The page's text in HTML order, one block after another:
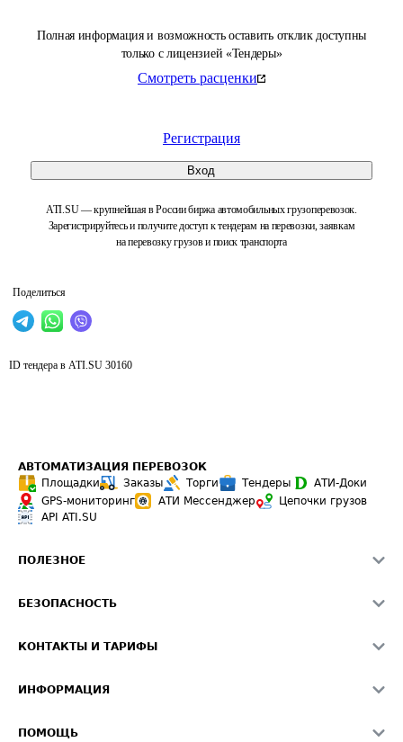
Полная информация и возможность оставить отклик доступны
только с лицензией «Тендеры»
Смотреть расценки
Регистрация
Вход
ATI.SU — крупнейшая в России биржа автомобильных грузоперевозок.
Зарегистрируйтесь и получите доступ к тендерам на перевозки, заявкам
на перевозку грузов и поиск транспорта
Поделиться
ID тендера в ATI.SU 30160
АВТОМАТИЗАЦИЯ ПЕРЕВОЗОК
Площадки
Заказы Торги Тендеры
АТИ-Доки
GPS-мониторинг
АТИ Мессенджер
Цепочки грузов
API ATI.SU
ПОЛЕЗНОЕ
Звезды ATI.SU на вашем сайте
Средние ставки
БЕЗОПАСНОСТЬ
Светофор+
О формировании Паспорта
КОНТАКТЫ И ТАРИФЫ
Реклама на сайте
ИНФОРМАЦИЯ
ПОМОЩЬ